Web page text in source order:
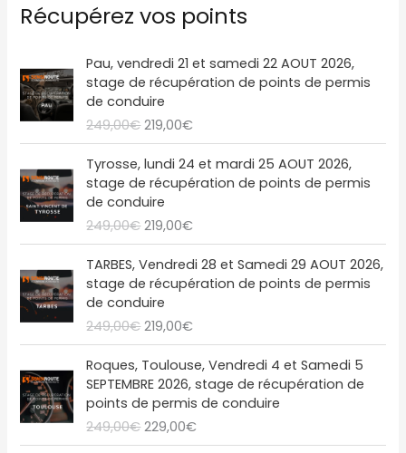
o
Récupérez vos points
Pau, vendredi 21 et samedi 22 AOUT 2026,
stage de récupération de points de permis
de conduire
249,00€
L
e
p
r
i
x
i
n
i
t
i
a
l
é
t
a
i
t
2
219,00€
e
p
x
a
c
e
l
e
:
2
1
,
Tyrosse, lundi 24 et mardi 25 AOUT 2026,
stage de récupération de points de permis
de conduire
249,00€
L
e
p
r
i
x
i
n
i
t
i
a
l
é
t
a
219,00€
L
e
p
x
a
c
e
l
e
s
t
TARBES, Vendredi 28 et Samedi 29 AOUT 2026,
stage de récupération de points de permis
de conduire
249,00€
L
e
p
r
i
x
i
n
i
t
i
219,00€
L
e
p
x
a
c
t
u
e
Roques, Toulouse, Vendredi 4 et Samedi 5
SEPTEMBRE 2026, stage de récupération de
points de permis de conduire
249,00€
L
e
p
r
i229,00€
e
p
r